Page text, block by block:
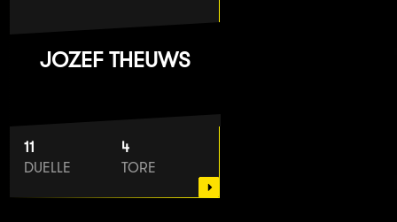
JOZEF THEUWS
11
DUELLE
4
TORE